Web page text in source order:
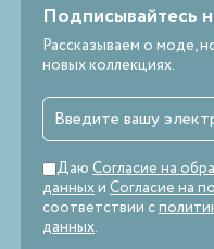
Подписывайтесь
Рассказываем о моде,
новых коллекциях.
Даю Согласие на
данныхи Согласие на
соответствии с
данных.